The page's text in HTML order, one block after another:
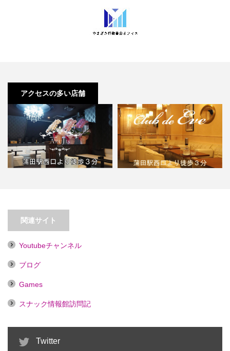
アクセスの多い店舗
【蒲田】ARUJIS（アルジス）
関連サイト
Youtubeチャンネル
ブログ
Games
スナック情報館訪問記
Twitter